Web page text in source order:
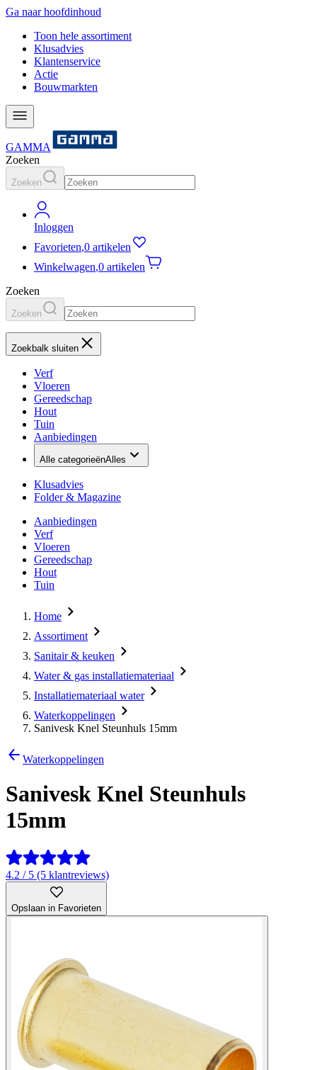
Ga naar hoofdinhoud
Toon hele assortiment
Klusadvies
Klantenservice
Actie
Bouwmarkten
GAMMA
Zoeken
Zoeken
Inloggen
Favorieten,0 artikelen
Winkelwagen,0 artikelen
Zoeken
Zoeken
Zoekbalk sluiten
Verf
Vloeren
Gereedschap
Hout
Tuin
Aanbiedingen
Alle categorieënAlles
Klusadvies
Folder & Magazine
Aanbiedingen
Verf
Vloeren
Gereedschap
Hout
Tuin
Home
Assortiment
Sanitair & keuken
Water & gas installatiemateriaal
Installatiemateriaal water
Waterkoppelingen
Sanivesk Knel Steunhuls 15mm
Waterkoppelingen
Sanivesk Knel Steunhuls
15mm
4.2 / 5 (5 klantreviews)
Opslaan in Favorieten